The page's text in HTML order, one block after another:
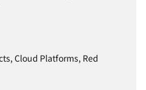
Cloud Platforms, Red